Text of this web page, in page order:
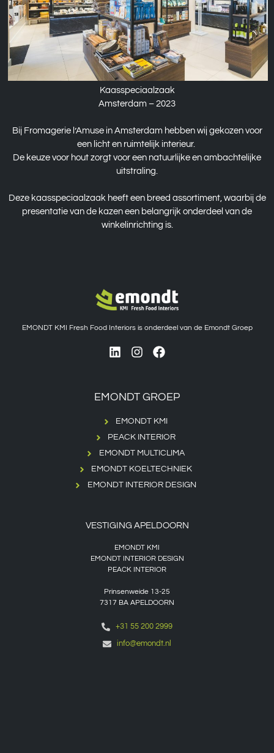
Kaasspeciaalzaak
Amsterdam – 2023
Bij Fromagerie l’Amuse in Amsterdam hebben wij gekozen voor
een licht en ruimtelijk interieur.
De keuze voor hout zorgt voor een natuurlijke en ambachtelijke
uitstraling.
Deze kaasspeciaalzaak heeft een breed assortiment, waarbij de
presentatie van de kazen een belangrijk onderdeel van de
winkelinrichting is.
EMONDT KMI Fresh Food Interiors is onderdeel van de Emondt Groep
EMONDT GROEP
EMONDT KMI
PEACK INTERIOR
EMONDT MULTICLIMA
EMONDT KOELTECHNIEK
EMONDT INTERIOR DESIGN
VESTIGING APELDOORN
EMONDT KMI
EMONDT INTERIOR DESIGN
PEACK INTERIOR
Prinsenweide 13-25
7317 BA APELDOORN
+31 55 200 2999
info@emondt.nl